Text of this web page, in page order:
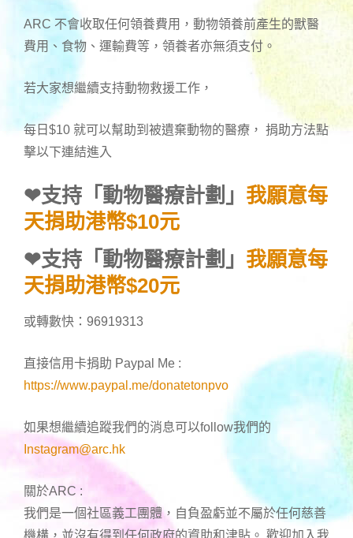
ARC 不會收取任何領養費用，動物領養前產生的獸醫
費用、食物、運輸費等，領養者亦無須支付。
若大家想繼續支持動物救援工作，
每日$10 就可以幫助到被遺棄動物的醫療， 捐助方法點
擊以下連結進入
❤支持「動物醫療計劃」 我願意每
天捐助港幣$10元
❤支持「動物醫療計劃」 我願意每
天捐助港幣$20元
或轉數快：96919313
直接信用卡捐助 Paypal Me :
https://www.paypal.me/donatetonpvo
如果想繼續追蹤我們的消息可以follow我們的
Instagram@arc.hk
關於ARC :
我們是一個社區義工團體，自負盈虧並不屬於任何慈善